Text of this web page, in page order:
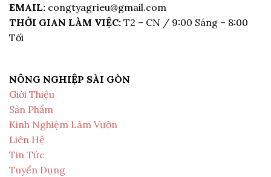
EMAIL: congtyagrieu@gmail.com
THỜI GIAN LÀM VIỆC: T2 – CN / 9:00 Sáng – 8:00
Tối
NÔNG NGHIỆP SÀI GÒN
Giới Thiệu
Sản Phẩm
Kinh Nghiệm Làm Vườn
Liên Hệ
Tin Tức
Tuyển Dụng